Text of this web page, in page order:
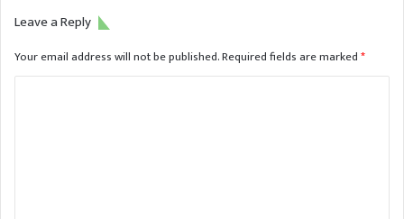
Leave a Reply
Your email address will not be published.Required fields are marked*